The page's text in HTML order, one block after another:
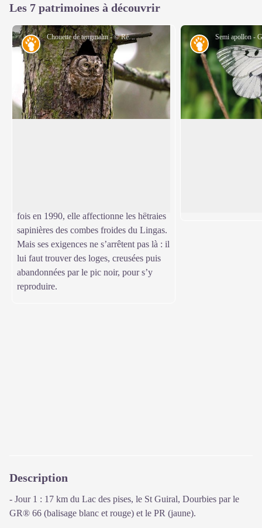
Les 7 patrimoines à découvrir
Chouette de tengmalm - © Régis Descamps
Faune
fois en 1990, elle affectionne les hêtraies
sapinières des combes froides du Lingas.
Mais ses exigences ne s’arrêtent pas là : il
lui faut trouver des loges, creusées puis
abandonnées par le pic noir, pour s’y
reproduire.
Faune
Description
- Jour 1 : 17 km du Lac des pises, le St Guiral, Dourbies par le
GR® 66 (balisage blanc et rouge) et le PR (jaune).